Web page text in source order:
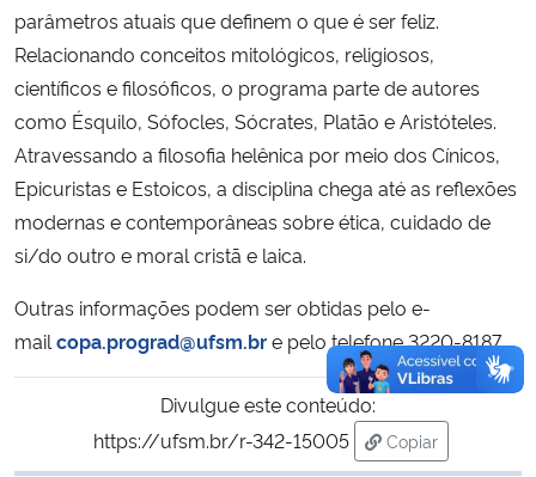
parâmetros atuais que definem o que é ser feliz.
Relacionando conceitos mitológicos, religiosos,
científicos e filosóficos, o programa parte de autores
como Ésquilo, Sófocles, Sócrates, Platão e Aristóteles.
Atravessando a filosofia helênica por meio dos Cínicos,
Epicuristas e Estoicos, a disciplina chega até as reflexões
modernas e contemporâneas sobre ética, cuidado de
si/do outro e moral cristã e laica.
Outras informações podem ser obtidas pelo e-
mail copa.prograd@ufsm.bre pelo telefone 3220-8187.
Divulgue este conteúdo:
https://ufsm.br/r-342-15005
Copiar
para área de